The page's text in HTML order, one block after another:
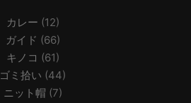
カレー (12)
ガイド (66)
キノコ (61)
ゴミ拾い (44)
ニット帽 (7)